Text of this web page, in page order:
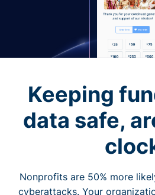
Keeping
data safe,
Nonprofits are 50% more
cyberattacks. Your